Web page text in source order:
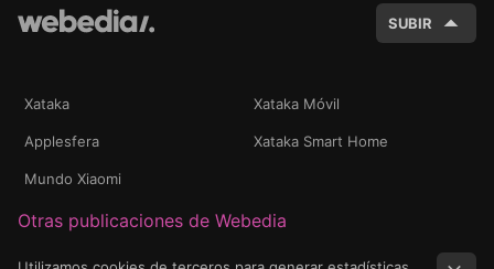
SUBIR
Xataka Xataka Móvil
Applesfera Xataka Smart Home
Mundo Xiaomi
Otras publicaciones de Webedia